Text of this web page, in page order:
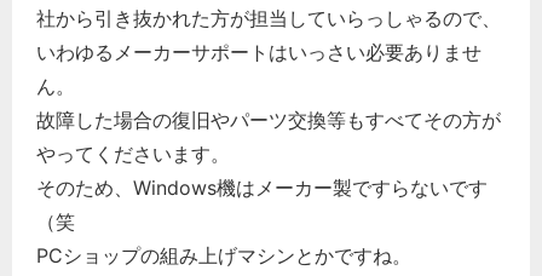
社から引き抜かれた方が担当していらっしゃるので、
いわゆるメーカーサポートはいっさい必要ありませ
ん。
故障した場合の復旧やパーツ交換等もすべてその方が
やってくださいます。
そのため、Windows機はメーカー製ですらないです
（笑
PCショップの組み上げマシンとかですね。